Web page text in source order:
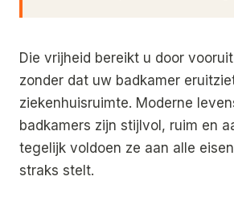
Die vrijheid bereikt u door
zonder dat uw badkamer
ziekenhuisruimte. Moderne
badkamers zijn stijlvol, ruim en
tegelijk voldoen ze aan alle
straks stelt.